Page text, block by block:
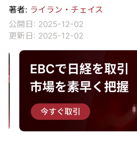
著者: ライラン・チェイス
公開日: 2025-12-02
更新日: 2025-12-02